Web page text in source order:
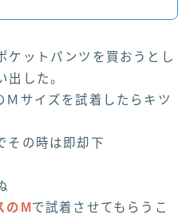
ケットパンツを買おうとし
出した。
Ｍサイズを試着したらキツ
その時は即却下
のМ で試着させてもらうこ